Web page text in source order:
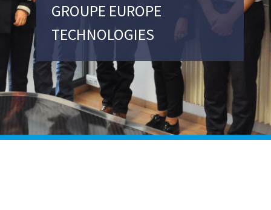
GROUPE EUROPE
TECHNOLOGIES